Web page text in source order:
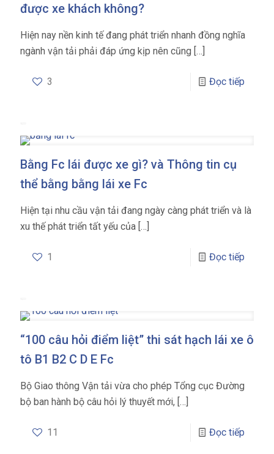
được xe khách không?
Hiện nay nền kinh tế đang phát triển nhanh đồng nghĩa
ngành vận tải phải đáp ứng kịp nên cũng […]
3 Đọc tiếp
Bằng Fc lái được xe gì? và Thông tin cụ
thể bằng bằng lái xe Fc
Hiện tại nhu cầu vận tải đang ngày càng phát triển và là
xu thế phát triển tất yếu của […]
1 Đọc tiếp
“100 câu hỏi điểm liệt” thi sát hạch lái xe ô
tô B1 B2 C D E Fc
Bộ Giao thông Vận tải vừa cho phép Tổng cục Đường
bộ ban hành bộ câu hỏi lý thuyết mới, […]
11 Đọc tiếp